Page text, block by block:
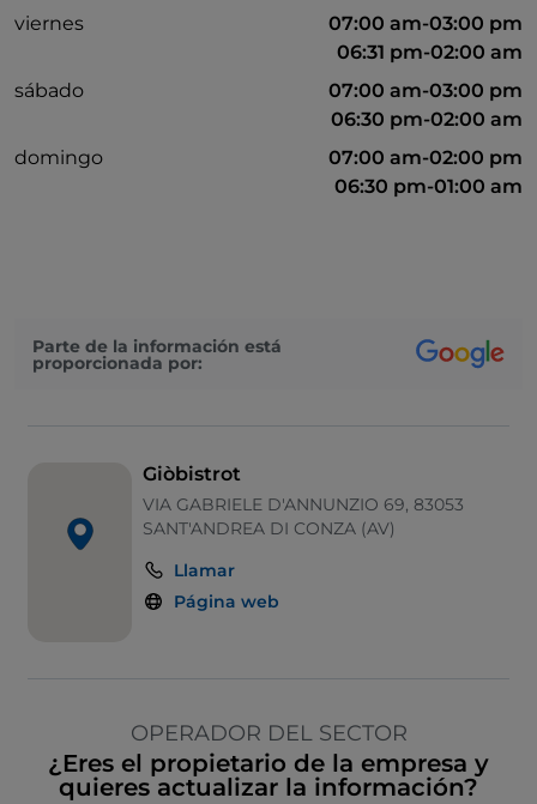
Visa
Partidos de fútbol
viernes
07:00 am-03:00 pm
06:31 pm-02:00 am
sábado
07:00 am-03:00 pm
06:30 pm-02:00 am
domingo
07:00 am-02:00 pm
06:30 pm-01:00 am
Parte de la información está
proporcionada por:
Giòbistrot
VIA GABRIELE D'ANNUNZIO 69, 83053
SANT'ANDREA DI CONZA (AV)
Llamar
Página web
OPERADOR DEL SECTOR
¿Eres el propietario de la empresa y
quieres actualizar la información?